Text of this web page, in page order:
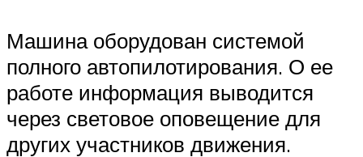
Машина оборудован системой
полного автопилотирования. О ее
работе информация выводится
через световое оповещение для
других участников движения.